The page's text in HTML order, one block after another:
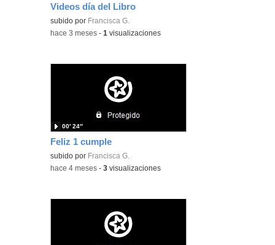
Videos día del Libro
subido por Francisca G.
-hace 3 meses -1 visualizaciones
Feliz 1 cumple
subido por Francisca G.
00′ 24″
-hace 4 meses -3 visualizaciones